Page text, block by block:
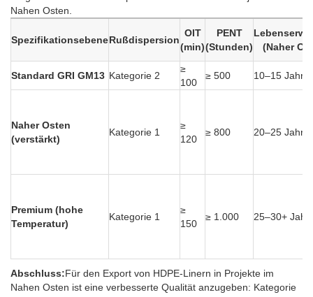
Nahen Osten.
SpezifikationsebeneRußdispersion
OIT
(min)
PENT
(Stunden)
(Naher
Standard GRI GM13 Kategorie 2
≥
100
≥ 500 10–15 Jahre
Naher Osten
(verstärkt)
Kategorie 1
≥
120
≥ 800 20–25 Jahre
Premium (hohe
Temperatur)
Kategorie 1
≥
150
≥ 1.000 25–30+
Abschluss:Für den Export von HDPE-Linern in Projekte im
Nahen Osten ist eine verbesserte Qualität anzugeben: Kategorie